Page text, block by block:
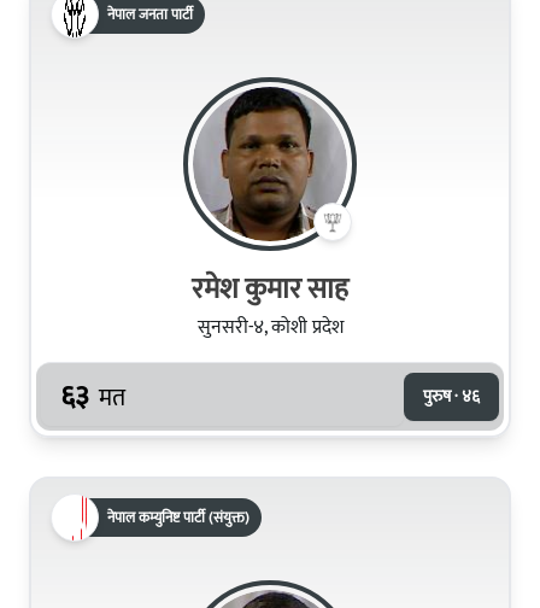
नेपाल जनता पार्टी
रमेश कुमार साह
सुनसरी-४, कोशी प्रदेश
६३ मत पुरुष · ४६
नेपाल कम्युनिष्ट पार्टी (संयुक्त)